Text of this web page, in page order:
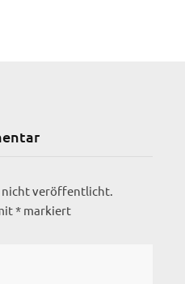
nicht veröffentlicht.
* markiert